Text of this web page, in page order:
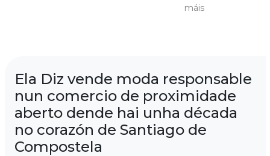
máis
Ela Diz vende moda responsable
nun comercio de proximidade
aberto dende hai unha década
no corazón de Santiago de
Compostela